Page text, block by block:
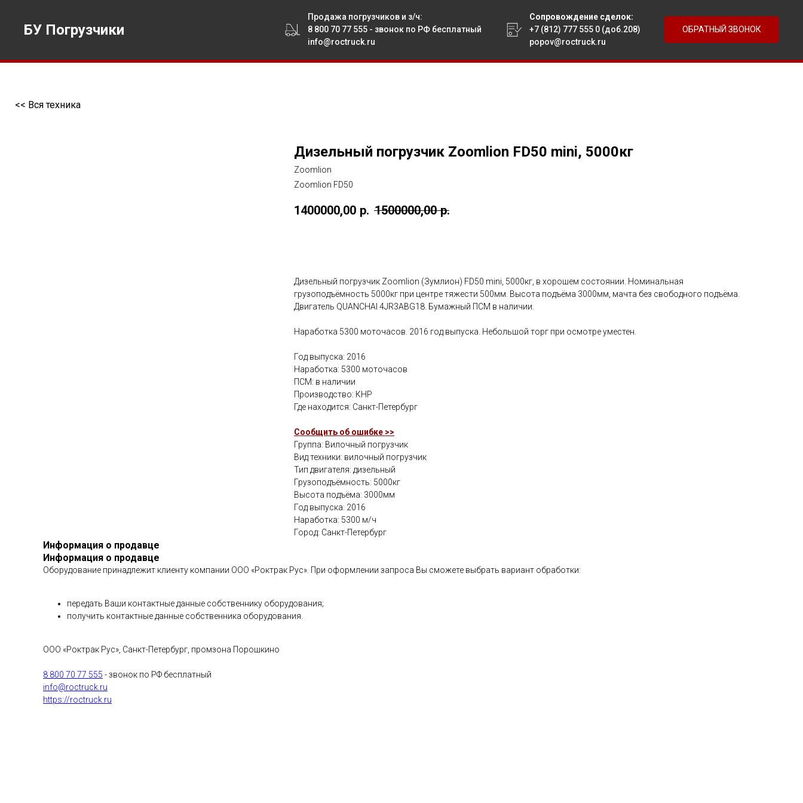
БУ Погрузчики
Продажа погрузчиков и з/ч:
8 800 70 77 555 - звонок по РФ бесплатный
info@roctruck.ru
Сопровождение сделок:
+7 (812) 777 555 0 (доб.208)
popov@roctruck.ru
ОБРАТНЫЙ ЗВОНОК
<< Вся техника
Дизельный погрузчик Zoomlion FD50 mini, 5000кг
Zoomlion
Zoomlion FD50
1400000,00 р. 1500000,00 р.
Дизельный погрузчик Zoomlion (Зумлион) FD50 mini, 5000кг, в хорошем состоянии. Номинальная
грузоподъёмность 5000кг при центре тяжести 500мм. Высота подъёма 3000мм, мачта без свободного подъёма.
Двигатель QUANCHAI 4JR3ABG18. Бумажный ПСМ в наличии.
Наработка 5300 моточасов. 2016 год выпуска. Небольшой торг при осмотре уместен.
Год выпуска: 2016
Наработка: 5300 моточасов
ПСМ: в наличии
Производство: КНР
Где находится: Санкт-Петербург
Сообщить об ошибке >>
Группа: Вилочный погрузчик
Вид техники: вилочный погрузчик
Тип двигателя: дизельный
Грузоподъёмность: 5000кг
Высота подъёма: 3000мм
Год выпуска: 2016
Наработка: 5300 м/ч
Город: Санкт-Петербург
Информация о продавце
Информация о продавце
Оборудование принадлежит клиенту компании ООО «Роктрак Рус». При оформлении запроса Вы сможете выбрать вариант обработки:
передать Ваши контактные данные собственнику оборудования;
получить контактные данные собственника оборудования.
ООО «Роктрак Рус», Санкт-Петербург, промзона Порошкино
8 800 70 77 555 - звонок по РФ бесплатный
info@roctruck.ru
https://roctruck.ru